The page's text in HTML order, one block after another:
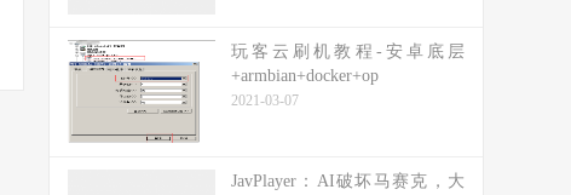
玩客云刷机教程-安卓底层
+armbian+docker+op
2021-03-07
JavPlayer：AI破坏马赛克，大